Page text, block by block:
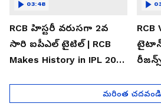
RCB హిస్టరీ వరుసగా 2వ
సారి ఐపీఎల్ టైటిల్ | RCB
Makes History in IPL 2026
03:48
RCB
మరింత చదవండి